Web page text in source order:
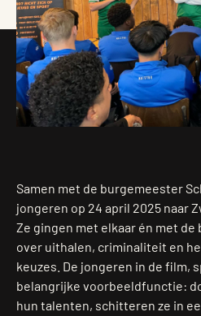
Samen met de burgemeester
jongeren op 24 april 2025 naar
Ze gingen met elkaar én met
over uithalen, criminaliteit en
keuzes. De jongeren in de film,
belangrijke voorbeeldfunctie:
hun talenten, schitteren ze in